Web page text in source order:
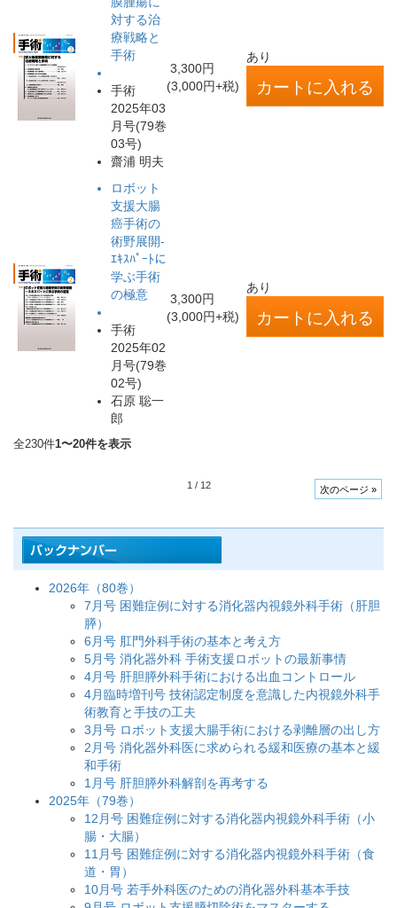
対する治
療戦略と
手術
手術
2025年03
月号(79巻
03号)
齋浦 明夫
3,300円
(3,000円+税)
あり
ロボット
支援大腸
癌手術の
術野展開-
ｴｷｽﾊﾟｰﾄに
学ぶ手術
の極意
手術
2025年02
月号(79巻
02号)
石原 聡一
郎
3,300円
(3,000円+税)
あり
全230件1〜20件を表示
1 / 12 次のページ »
2026年（80巻）
7月号 困難症例に対する消化器内視鏡外科手術（肝胆
膵）
6月号 肛門外科手術の基本と考え方
5月号 消化器外科 手術支援ロボットの最新事情
4月号 肝胆膵外科手術における出血コントロール
4月臨時増刊号 技術認定制度を意識した内視鏡外科手
術教育と手技の工夫
3月号 ロボット支援大腸手術における剥離層の出し方
2月号 消化器外科医に求められる緩和医療の基本と緩
和手術
1月号 肝胆膵外科解剖を再考する
2025年（79巻）
12月号 困難症例に対する消化器内視鏡外科手術（小
腸・大腸）
11月号 困難症例に対する消化器内視鏡外科手術（食
道・胃）
10月号 若手外科医のための消化器外科基本手技